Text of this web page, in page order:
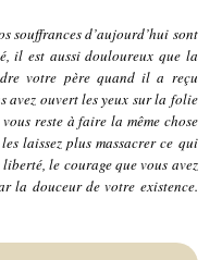
souffrances d’aujourd’hui sont
il est aussi douloureux que la
votre père quand il a reçu
avez ouvert les yeux sur la folie
reste à faire la même chose
laissez plus massacrer ce qui
le courage que vous avez
la douceur de votre existence.